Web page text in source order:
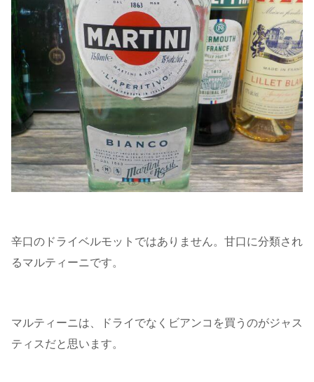
辛口のドライベルモットではありません。甘口に分類され
るマルティーニです。
マルティーニは、ドライでなくビアンコを買うのがジャス
ティスだと思います。